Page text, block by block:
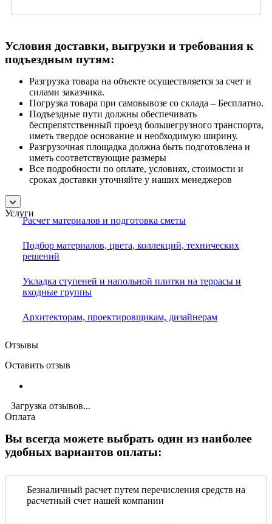
Условия доставки, выгрузки и требования к
подъездным путям:
Разгрузка товара на объекте осуществляется за счет и
силами заказчика.
Погрузка товара при самовывозе со склада – Бесплатно.
Подъездные пути должны обеспечивать
беспрепятственный проезд большегрузного транспорта,
иметь твердое основание и необходимую ширину.
Разгрузочная площадка должна быть подготовлена и
иметь соответствующие размеры
Все подробности по оплате, условиях, стоимости и
сроках доставки уточняйте у наших менеджеров
Услуги
Расчет материалов и подготовка сметы
Подбор материалов, цвета, коллекций, технических
решений
Укладка ступеней и напольной плитки на террасы и
входные группы
Архитекторам, проектировщикам, дизайнерам
Отзывы
Оставить отзыв
Загрузка отзывов...
Оплата
Вы всегда можете выбрать один из наиболее
удобных вариантов оплаты:
Безналичный расчет путем перечисления средств на
расчетный счет нашей компании